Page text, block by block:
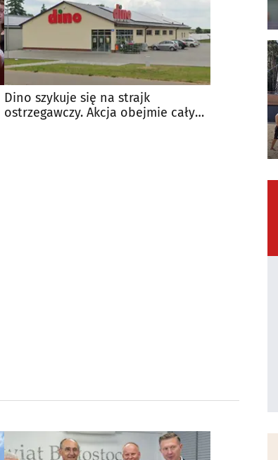
Dino szykuje się na strajk
ostrzegawczy. Akcja obejmie cały